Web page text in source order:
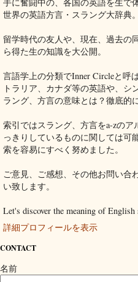
世界の英語方言・スラング大辞典。
留学時代の友人や、現在、過去の
ら得た生の知識を大公開。
言語学上の分類でInner Circleと呼
トラリア、カナダ等の英語や、シ
ラング、方言の意味とは？徹底的
索引ではスラング、方言をa-zの
っきりしているものに関しては可
索を容易にすべく努めました。
ご意見、ご感想、その他お問い合
い致します。
Let's discover the meaning of
詳細プロフィールを表示
CONTACT
名前